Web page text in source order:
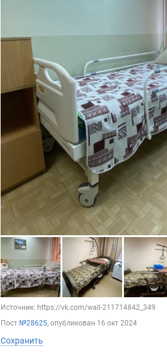
Источник: https://vk.com/wall-211714842_349
Пост №28625, опубликован 16 окт 2024
Сохранить